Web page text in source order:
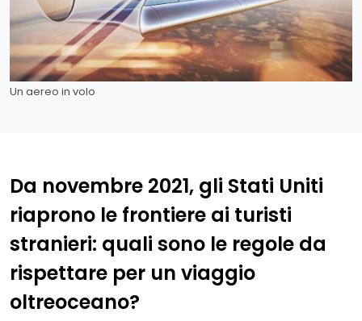
Un aereo in volo
Da novembre 2021, gli Stati Uniti
riaprono le frontiere ai turisti
stranieri: quali sono le regole da
rispettare per un viaggio
oltreoceano?